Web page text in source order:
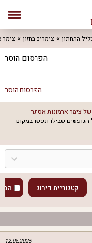
התחתון צימרים בחזון צימר
הפרסום הוסר
הפרסום הוסר
של צימר ארמונות אסתר
שבילו ונפשו במקום
קטגוריית דירוג
12.08.2025